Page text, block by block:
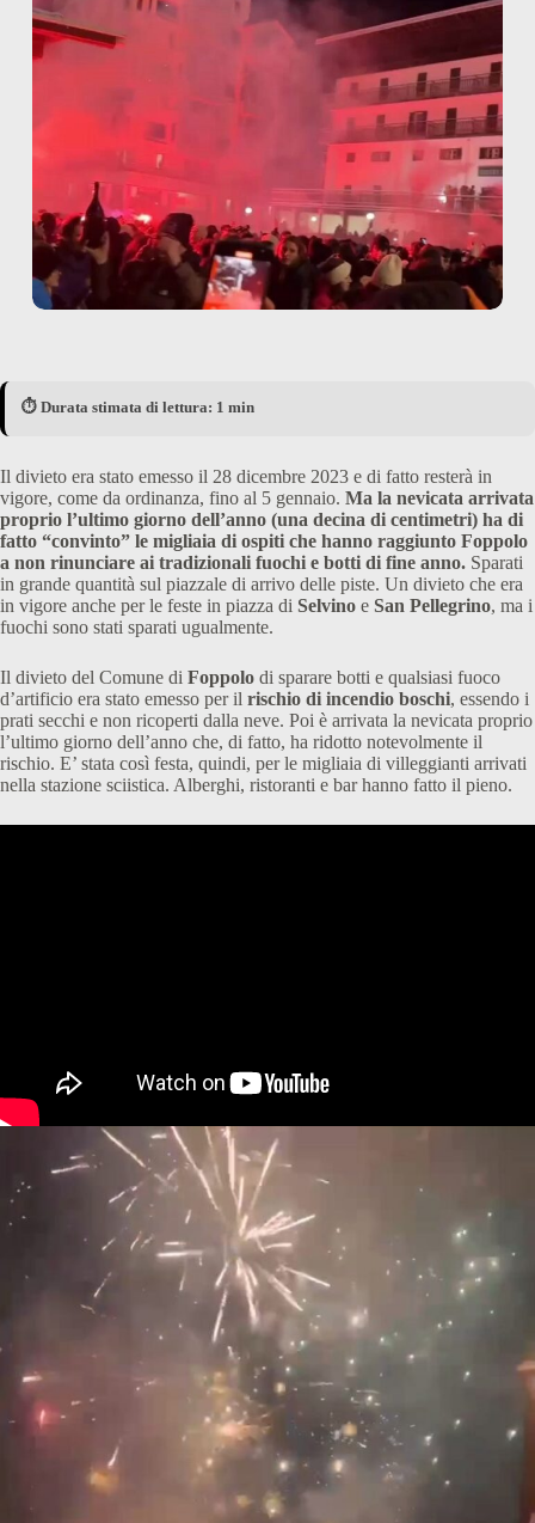
⏱️ Durata stimata di lettura: 1 min
Il divieto era stato emesso il 28 dicembre 2023 e di fatto resterà in
vigore, come da ordinanza, fino al 5 gennaio. Ma la nevicata arrivata
proprio l’ultimo giorno dell’anno (una decina di centimetri) ha di
fatto “convinto” le migliaia di ospiti che hanno raggiunto Foppolo
a non rinunciare ai tradizionali fuochi e botti di fine anno. Sparati
in grande quantità sul piazzale di arrivo delle piste. Un divieto che era
in vigore anche per le feste in piazza di Selvino e San Pellegrino, ma i
fuochi sono stati sparati ugualmente.
Il divieto del Comune di Foppolo di sparare botti e qualsiasi fuoco
d’artificio era stato emesso per il rischio di incendio boschi, essendo i
prati secchi e non ricoperti dalla neve. Poi è arrivata la nevicata proprio
l’ultimo giorno dell’anno che, di fatto, ha ridotto notevolmente il
rischio. E’ stata così festa, quindi, per le migliaia di villeggianti arrivati
nella stazione sciistica. Alberghi, ristoranti e bar hanno fatto il pieno.